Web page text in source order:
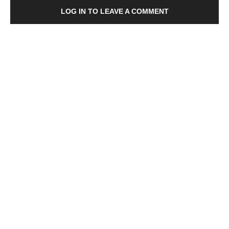
LOG IN TO LEAVE A COMMENT